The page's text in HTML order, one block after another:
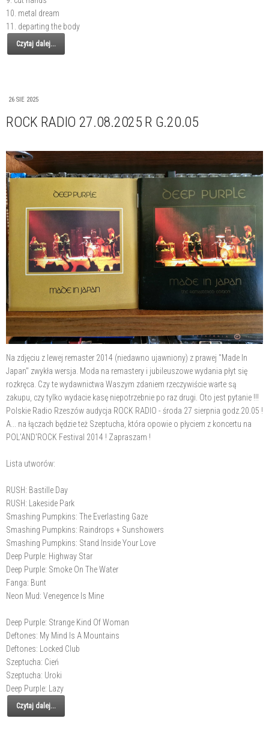
10. metal dream
11. departing the body
Czytaj dalej...
26 SIE 2025
ROCK RADIO 27.08.2025 R G.20.05
Na zdjęciu z lewej remaster 2014 (niedawno ujawniony) z prawej "Made In
Japan" zwykła wersja. Moda na remastery i jubileuszowe wydania płyt się
rozkręca. Czy tewydawnictwa Waszym zdaniem rzeczywiście warte są
zakupu, czy tylko wydacie kasę niepotrzebnie po raz drugi. Oto jest pytanie !!!
Polskie Radio Rzeszów audycja ROCK RADIO - środa 27 sierpnia godz.20.05 !
A... na łączach będzie też Szeptucha, która opowie o płyciem z koncertu na
POL'AND'ROCK Festival 2014 ! Zapraszam !
Lista utworów:
RUSH: Bastille Day
RUSH: Lakeside Park
Smashing Pumpkins: The Everlasting Gaze
Smashing Pumpkins: Raindrops + Sunshowers
Smashing Pumpkins: Stand Inside Your Love
Deep Purple: Highway Star
Deep Purple: Smoke On The Water
Fanga: Bunt
Neon Mud: Venegence Is Mine
Deep Purple: Strange Kind Of Woman
Deftones: My Mind Is A Mountains
Deftones: Locked Club
Szeptucha: Cień
Szeptucha: Uroki
Deep Purple: Lazy
Czytaj dalej...